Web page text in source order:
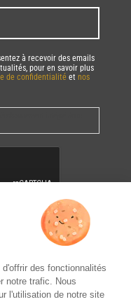
à recevoir des emails
pour en savoir plus
de confidentialité et nos